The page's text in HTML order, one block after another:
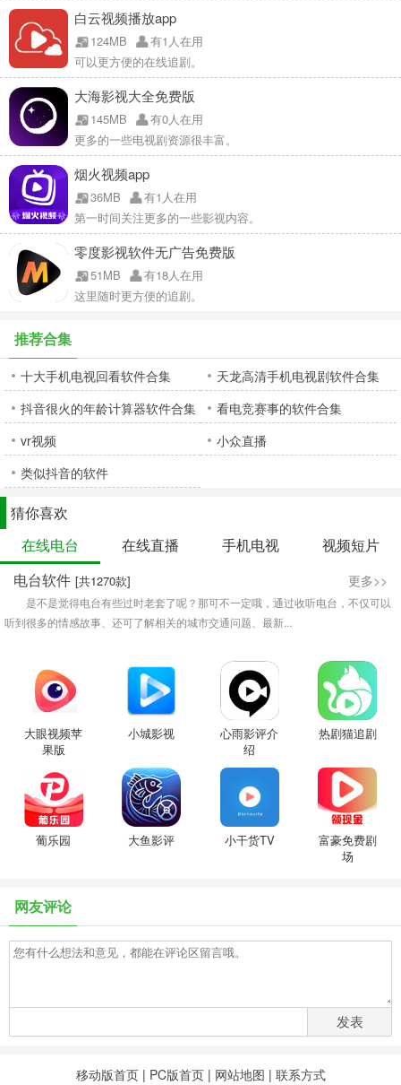
白云视频播放app
124MB
有1人在用
可以更方便的在线追剧。
大海影视大全免费版
145MB
有0人在用
更多的一些电视剧资源很丰富。
烟火视频app
36MB
有1人在用
第一时间关注更多的一些影视内容。
零度影视软件无广告免费版
51MB
有18人在用
这里随时更方便的追剧。
推荐合集
十大手机电视回看软件合集
天龙高清手机电视剧软件合集
抖音很火的年龄计算器软件合集
看电竞赛事的软件合集
vr视频
小众直播
类似抖音的软件
猜你喜欢
在线电台
在线直播 手机电视
视频短片
电台软件 [共1270款] 更多>>
是不是觉得电台有些过时老套了呢？那可不一定哦，通过收听电台，不仅可以
听到很多的情感故事、还可了解相关的城市交通问题、最新...
大眼视频苹
果版
小城影视
心雨影评介
绍
热剧猫追剧
葡乐园 大鱼影评 小干货TV
富豪免费剧
场
网友评论
发表
移动版首页| PC版首页| 网站地图 | 联系方式